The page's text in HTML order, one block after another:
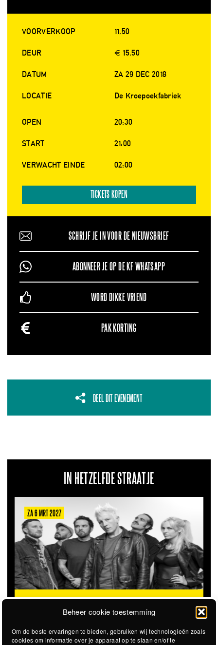
Beheer cookie toestemming
Om de beste ervaringen te bieden, gebruiken wij technologieën zoals
cookies om informatie over je apparaat op te slaan en/of te
VOORVERKOOP 11,50
DEUR € 15.50
DATUM ZA 29 DEC 2018
LOCATIE De Kroepoekfabriek
OPEN 20:30
START 21:00
VERWACHT EINDE 02:00
TICKETS KOPEN
SCHRIJF JE IN VOOR DE NIEUWSBRIEF
ABONNEER JE OP DE KF WHATSAPP
WORD DIKKE VRIEND
PAK KORTING
DEEL DIT EVENEMENT
IN HETZELFDE STRAATJE
ZA 6 MRT 2027